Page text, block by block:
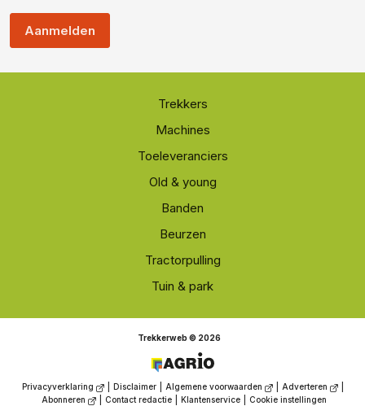
Aanmelden
Trekkers
Machines
Toeleveranciers
Old & young
Banden
Beurzen
Tractorpulling
Tuin & park
Trekkerweb © 2026
Privacyverklaring Disclaimer Algemene voorwaarden Adverteren
Abonneren
Contact redactie Klantenservice Cookie instellingen